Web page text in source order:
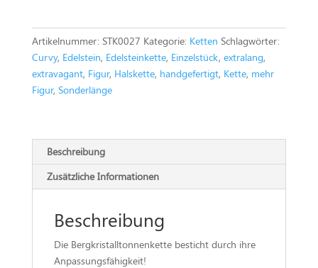
Artikelnummer: STK0027 Kategorie: Ketten Schlagwörter:
Curvy, Edelstein, Edelsteinkette, Einzelstück, extralang,
extravagant, Figur, Halskette, handgefertigt, Kette, mehr
Figur, Sonderlänge
Beschreibung
Zusätzliche Informationen
Beschreibung
Die Bergkristalltonnenkette besticht durch ihre
Anpassungsfähigkeit!